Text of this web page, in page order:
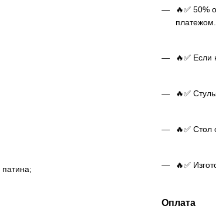
🔥✅ 50%
платежом.
🔥✅ Если
🔥✅
🔥✅ Стол
🔥✅
Оплата